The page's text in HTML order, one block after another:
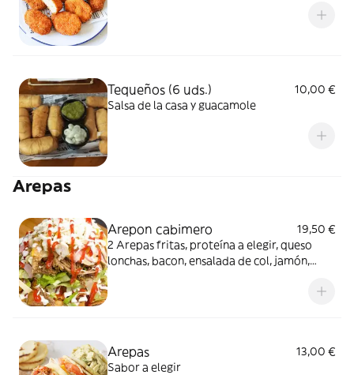
Tequeños (6 uds.)
10,00 €
Salsa de la casa y guacamole
Arepas
Arepon cabimero
19,50 €
2 Arepas fritas, proteína a elegir, queso
lonchas, bacon, ensalada de col, jamón,
Arepas
13,00 €
Sabor a elegir